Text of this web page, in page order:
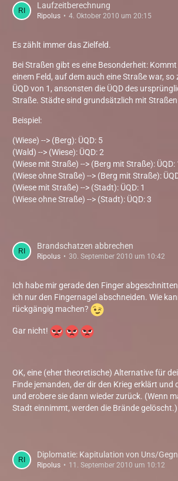
Laufzeitberechnung
Ripolus 4. Oktober 2010 um 20:15
Es zählt immer das Zielfeld.
Bei Straßen gibt es eine Besonderheit:
einem Feld, auf dem auch eine Straße war,
ÜQD von 1, ansonsten die ÜQD des
Straße. Städte sind grundsätzlich mit
Beispiel:
(Wiese) --> (Berg): ÜQD: 5
(Wald) --> (Wiese): ÜQD: 2
(Wiese mit Straße) --> (Berg mit Straße): ÜQD:
(Wiese ohne Straße) --> (Berg mit Straße):
(Wiese mit Straße) --> (Stadt): ÜQD: 1
(Wiese ohne Straße) --> (Stadt): ÜQD: 3
Brandschatzen abbrechen
Ripolus 30. September 2010 um 10:42
Ich habe mir gerade den Finger
ich nur den Fingernagel abschneiden. Wie
rückgängig machen?
Gar nicht!
OK, eine (eher theoretische) Alternative für
Finde jemanden, der dir den Krieg erklärt und
und erobere sie dann wieder zurück. (Wenn
Stadt einnimmt, werden die Brände gelöscht.)
Diplomatie: Kapitulation von Uns/
Ripolus 11. September 2010 um 10:12